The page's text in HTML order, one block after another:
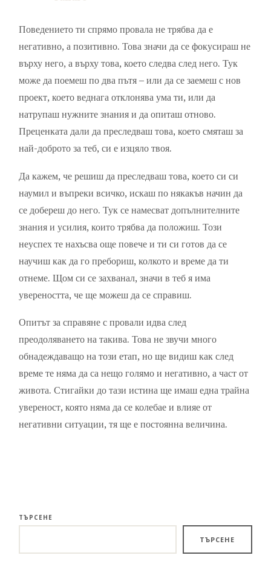
Поведението ти спрямо провала не трябва да е
негативно, а позитивно. Това значи да се фокусираш не
върху него, а върху това, което следва след него. Тук
може да поемеш по два пътя – или да се заемеш с нов
проект, което веднага отклонява ума ти, или да
натрупаш нужните знания и да опиташ отново.
Преценката дали да преследваш това, което смяташ за
най-доброто за теб, си е изцяло твоя.
Да кажем, че решиш да преследваш това, което си си
наумил и въпреки всичко, искаш по някакъв начин да
се добереш до него. Тук се намесват допълнителните
знания и усилия, които трябва да положиш. Този
неуспех те нахъсва още повече и ти си готов да се
научиш как да го пребориш, колкото и време да ти
отнеме. Щом си се захванал, значи в теб я има
увереността, че ще можеш да се справиш.
Опитът за справяне с провали идва след
преодоляването на такива. Това не звучи много
обнадеждаващо на този етап, но ще видиш как след
време те няма да са нещо голямо и негативно, а част от
живота. Стигайки до тази истина ще имаш една трайна
увереност, която няма да се колебае и влияе от
негативни ситуации, тя ще е постоянна величина.
ТЪРСЕНЕ
ТЪРСЕНЕ